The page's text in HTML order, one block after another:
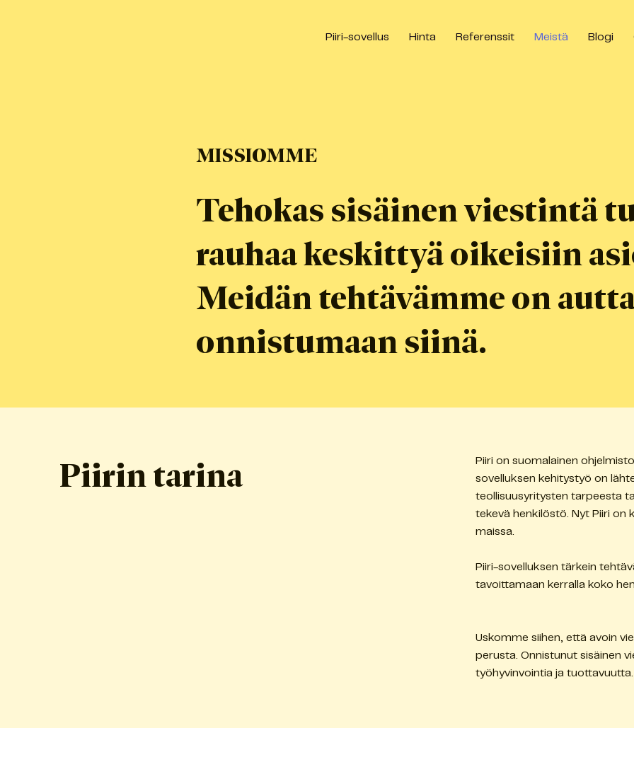
Piiri-sovellus Hinta Referenssit Meistä Blogi
MISSIOMME
Tehokas sisäinen viestintä
rauhaa keskittyä oikeisiin
Meidän tehtävämme on
onnistumaan siinä.
Piirin tarina
Piiri on suomalainen
sovelluksen kehitystyö on
teollisuusyritysten tarpeesta
tekevä henkilöstö. Nyt Piiri on
maissa.
Piiri-sovelluksen tärkein
tavoittamaan kerralla koko
Uskomme siihen, että avoin
perusta. Onnistunut sisäinen
työhyvinvointia ja tuottavuutta.